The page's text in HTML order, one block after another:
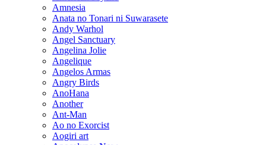
Amnesia
Anata no Tonari ni Suwarasete
Andy Warhol
Angel Sanctuary
Angelina Jolie
Angelique
Angelos Armas
Angry Birds
AnoHana
Another
Ant-Man
Ao no Exorcist
Aogiri art